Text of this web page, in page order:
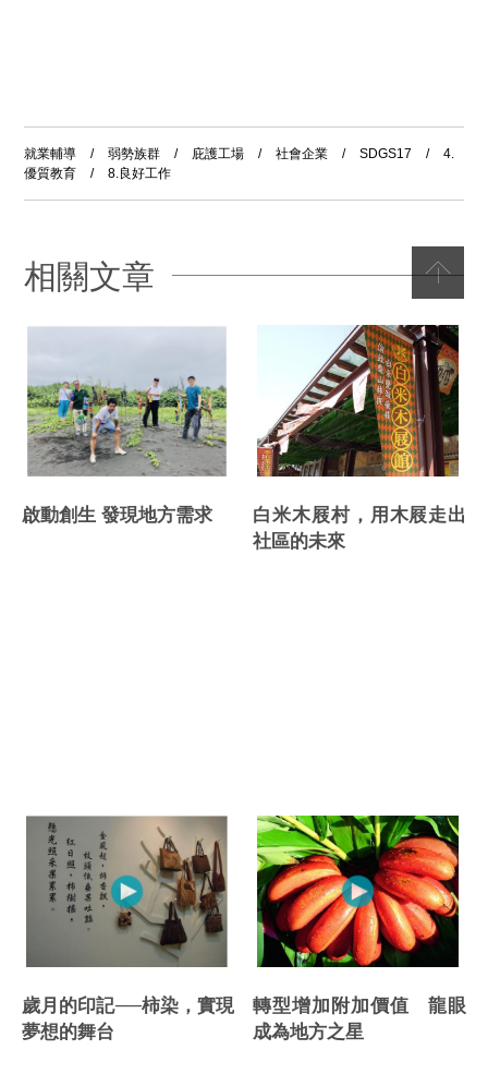
就業輔導 / 弱勢族群 / 庇護工場 / 社會企業 / SDGS17 /
4.
優質教育
/ 8.良好工作
相關文章
啟動創生 發現地方需求
白米木屐村，用木屐走出
社區的未來
歲月的印記──柿染，實現
夢想的舞台
轉型增加附加價值 龍眼
成為地方之星